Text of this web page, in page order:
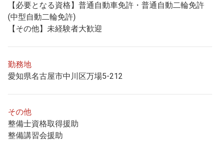
【必要となる資格】普通自動車免許・普通自動二輪免許
(中型自動二輪免許)
【その他】未経験者大歓迎
勤務地
愛知県名古屋市中川区万場5-212
その他
整備士資格取得援助
整備講習会援助